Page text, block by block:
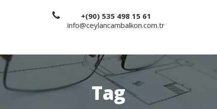
+(90) 535 498 15 61
info@ceylancambalkon.com.tr
Tag